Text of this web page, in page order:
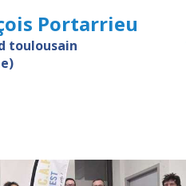
Portarrieu
toulousain